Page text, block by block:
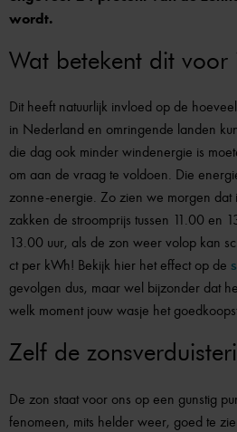
wordt.
Wat betekent dit voor
Dit heeft natuurlijk invloed op de
in Nederland en omringende landen
die dag ook minder windenergie is
om aan de vraag te voldoen. Die
zonne-energie. Zo zien we morgen dat
zakken de stroomprijs tussen 11.00 en
13.00 uur, als de zon weer volop kan
ct per kWh! Bekijk hier het effect op de
gevolgen dus, maar wel bijzonder dat
welk moment jouw wasje het
Zelf de
De zon staat voor ons op een gunstig
fenomeen, mits helder weer, goed te